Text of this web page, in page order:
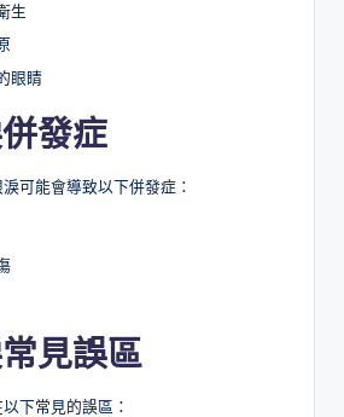
生
眼睛
發症
可能會導致以下併發症：
見誤區
下常見的誤區：